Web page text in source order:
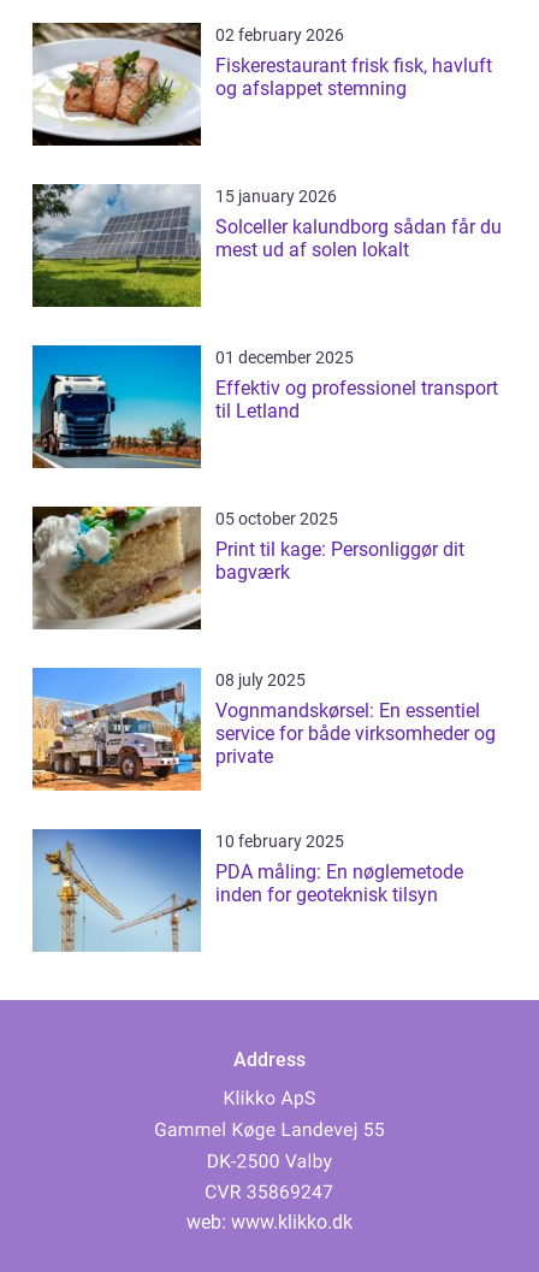
02 february 2026
Fiskerestaurant frisk fisk, havluft
og afslappet stemning
15 january 2026
Solceller kalundborg sådan får du
mest ud af solen lokalt
01 december 2025
Effektiv og professionel transport
til Letland
05 october 2025
Print til kage: Personliggør dit
bagværk
08 july 2025
Vognmandskørsel: En essentiel
service for både virksomheder og
private
10 february 2025
PDA måling: En nøglemetode
inden for geoteknisk tilsyn
Address
web: www.klikko.dk